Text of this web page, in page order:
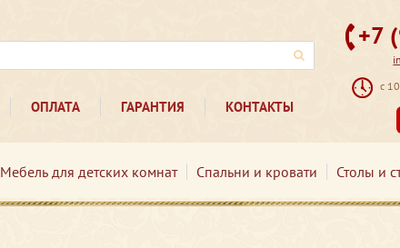
ОПЛАТА ГАРАНТИЯ КОНТАКТЫ
+7
с
Мебель для детских комнат Спальни и кровати Столы и